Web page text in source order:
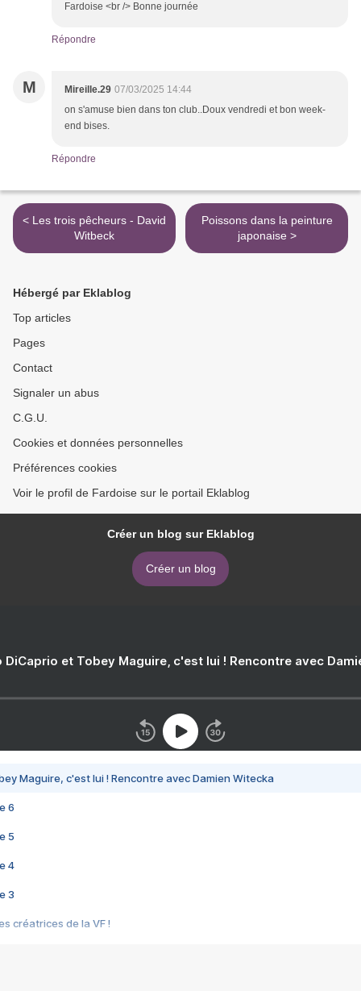
Fardoise <br /> Bonne journée
Répondre
M Mireille.29 07/03/2025 14:44
on s'amuse bien dans ton club..Doux vendredi et bon week-
end bises.
Répondre
< Les trois pêcheurs - David
Witbeck
Poissons dans la peinture
japonaise >
Hébergé par Eklablog
Top articles
Pages
Contact
Signaler un abus
C.G.U.
Cookies et données personnelles
Préférences cookies
Voir le profil de Fardoise sur le portail Eklablog
Créer un blog sur Eklablog
Créer un blog
DiCaprio et Tobey Maguire, c'est lui ! Rencontre avec
Maguire, c'est lui ! Rencontre avec Damien Witecka
6
5
4
3
créatrices de la VF !